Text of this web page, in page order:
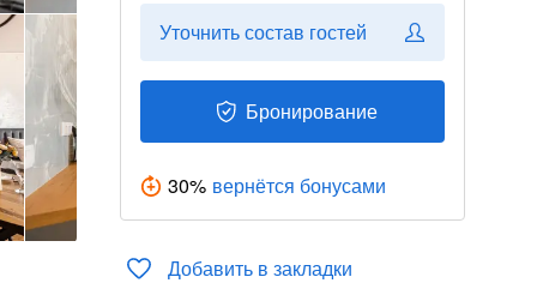
Уточнить состав гостей
Бронирование
30% вернётся бонусами
Добавить в закладки